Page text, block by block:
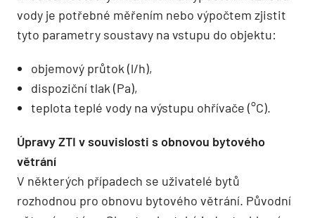
vody je potřebné měřením nebo výpočtem zjistit
tyto parametry soustavy na vstupu do objektu:
objemový průtok (l/h),
dispoziční tlak (Pa),
teplota teplé vody na výstupu ohřívače (°C).
Úpravy ZTI v souvislosti s obnovou bytového
větrání
V některých případech se uživatelé bytů
rozhodnou pro obnovu bytového větrání. Původní